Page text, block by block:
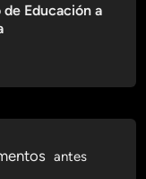
a
Educación a
antes